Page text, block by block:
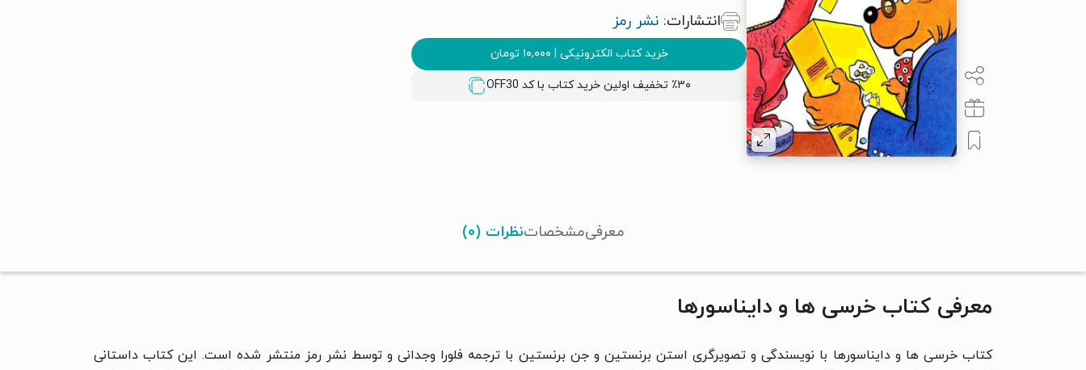
انتشارات: نشر رمز
خرید کتاب الکترونیکی | ۱۰,۰۰۰ تومان
٪۳۰ تخفیف اولین خرید کتاب با کد OFF30
معرفیمشخصاتنظرات (۰)
معرفی کتاب خرسی ها و دایناسورها
کتاب خرسی‌ ها و دایناسورها با نویسندگی و تصویرگری استن برنستین وجن برنستین با ترجمه فلورا وجدانی و توسط نشر رمز منتشر شده است. این کتاب داستانی